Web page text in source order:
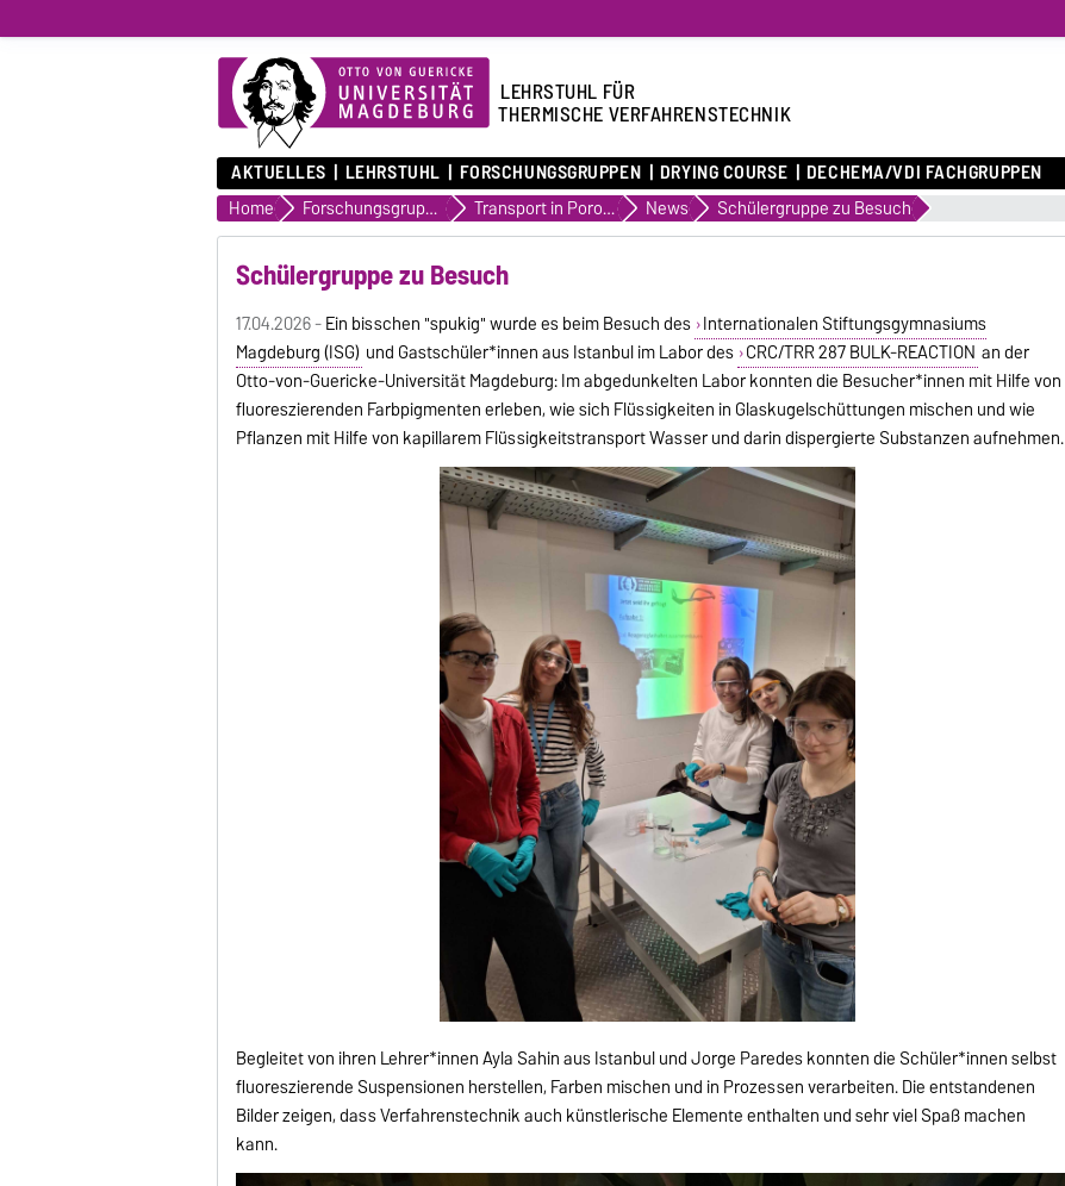
LEHRSTUHL FÜR
THERMISCHE VERFAHRENSTECHNIK
AKTUELLES LEHRSTUHL FORSCHUNGSGRUPPEN DRYING COURSE DECHEMA/VDI FACHGRUPPEN
Home Forschungsgruppen Transport in Porous Media News Schülergruppe zu Besuch
Schülergruppe zu Besuch
17.04.2026 -Ein bisschen "spukig" wurde es beim Besuch des Internationalen Stiftungsgymnasiums
Magdeburg (ISG) und Gastschüler*innen aus Istanbul im Labor des CRC/TRR 287 BULK-REACTION an der
Otto-von-Guericke-Universität Magdeburg: Im abgedunkelten Labor konnten die Besucher*innen mit Hilfe von
fluoreszierenden Farbpigmenten erleben, wie sich Flüssigkeiten in Glaskugelschüttungen mischen und wie
Pflanzen mit Hilfe von kapillarem Flüssigkeitstransport Wasser und darin dispergierte Substanzen aufnehmen.
Begleitet von ihren Lehrer*innen Ayla Sahin aus Istanbul und Jorge Paredes konnten die Schüler*innen selbst
fluoreszierende Suspensionen herstellen, Farben mischen und in Prozessen verarbeiten. Die entstandenen
Bilder zeigen, dass Verfahrenstechnik auch künstlerische Elemente enthalten und sehr viel Spaß machen
kann.